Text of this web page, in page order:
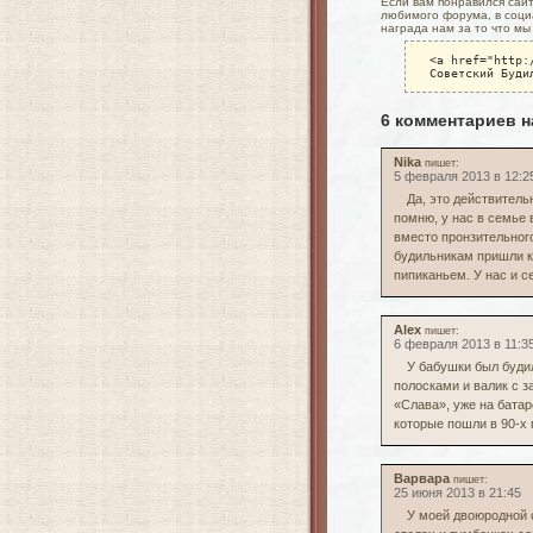
любимого форума, в
награда нам за то что
<a
Советский
6 комментариев
Nika пишет:
5 февраля 2013 в
Да, это
помню, у нас в семье
вместо
будильникам пришли
пипиканьем. У нас и
Alex пишет:
6 февраля 2013 в
У бабушки был
полосками и валик с
«Слава», уже на
которые пошли в 90-х
Варвара пишет:
25 июня 2013 в 21:45
У моей двоюродной